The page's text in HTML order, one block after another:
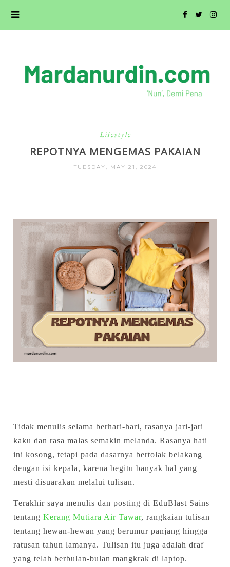
Lifestyle
REPOTNYA MENGEMAS PAKAIAN
TUESDAY, MAY 21, 2024
Tidak menulis selama berhari-hari, rasanya jari-jari
kaku dan rasa malas semakin melanda. Rasanya hati
ini kosong, tetapi pada dasarnya bertolak belakang
dengan isi kepala, karena begitu banyak hal yang
mesti disuarakan melalui tulisan.
Terakhir saya menulis dan posting di EduBlast Sains
tentang Kerang Mutiara Air Tawar, rangkaian tulisan
tentang hewan-hewan yang berumur panjang hingga
ratusan tahun lamanya. Tulisan itu juga adalah draf
yang telah berbulan-bulan mangkrak di laptop.